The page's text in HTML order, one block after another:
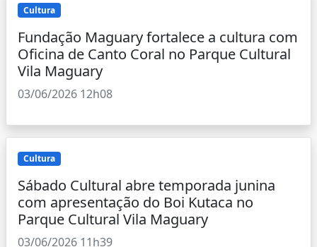
Cultura
Fundação Maguary fortalece a cultura com
Oficina de Canto Coral no Parque Cultural
Vila Maguary
03/06/2026 12h08
Cultura
Sábado Cultural abre temporada junina
com apresentação do Boi Kutaca no
Parque Cultural Vila Maguary
03/06/2026 11h39